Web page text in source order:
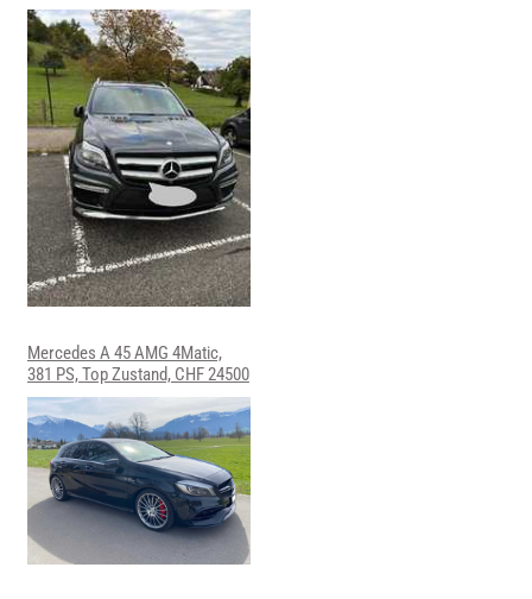
Mercedes A 45 AMG 4Matic,
381 PS, Top Zustand, CHF 24500